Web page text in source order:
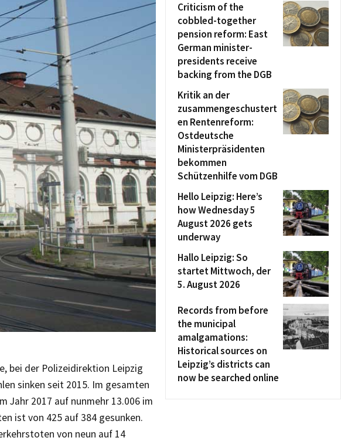
bei der Polizeidirektion Leipzig
sinken seit 2015. Im gesamten
Jahr 2017 auf nunmehr 13.006 im
ist von 425 auf 384 gesunken.
von neun auf 14
Criticism of the
cobbled-together
pension reform: East
German minister-
presidents receive
backing from the DGB
Kritik an der
zusammengeschustert
en Rentenreform:
Ostdeutsche
Ministerpräsidenten
bekommen
Schützenhilfe vom DGB
Hello Leipzig: Here’s
how Wednesday 5
August 2026 gets
underway
Hallo Leipzig: So
startet Mittwoch, der
5. August 2026
Records from before
the municipal
amalgamations:
Historical sources on
Leipzig’s districts can
now be searched online